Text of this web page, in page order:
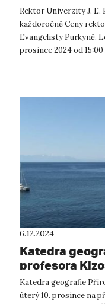
Rektor Univerzity J. E.
každoročně Ceny
Evangelisty Purkyně.
prosince 2024 od
6.12.2024
Katedra
profesora
Katedra geografie
úterý 10. prosince na